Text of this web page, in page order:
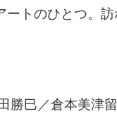
トのひとつ。
勝巳／倉本美津